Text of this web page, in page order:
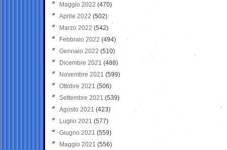
Maggio 2022 (470)
Aprile 2022 (502)
Marzo 2022 (542)
Febbraio 2022 (494)
Gennaio 2022 (510)
Dicembre 2021 (488)
Novembre 2021 (599)
Ottobre 2021 (506)
Settembre 2021 (539)
Agosto 2021 (423)
Luglio 2021 (577)
Giugno 2021(559)
Maggio 2021 (556)